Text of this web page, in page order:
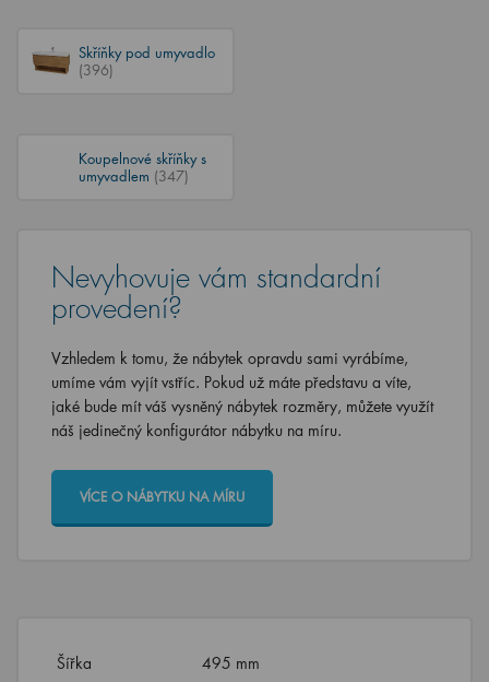
Skříňky pod umyvadlo
(396)
Koupelnové skříňky s
umyvadlem (347)
Nevyhovuje vám standardní
provedení?
Vzhledem k tomu, že nábytek opravdu sami vyrábíme,
umíme vám vyjít vstříc. Pokud už máte představu a víte,
jaké bude mít váš vysněný nábytek rozměry, můžete využít
náš jedinečný konfigurátor nábytku na míru.
VÍCE O NÁBYTKU NA MÍRU
Šířka
495 mm